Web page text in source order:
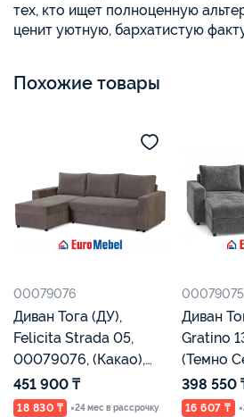
тех, кто ищет полноценную
ценит уютную, бархатистую
Похожие товары
00079076
Диван Тога (ДУ),
Felicita Strada 05,
00079076, (Какао),
Евромебель
451 900 ₸
18 830 ₸ ×24 мес в рассрочку
00079075
Диван Тога
Gratino
(Темно
398 550
16 607 ₸